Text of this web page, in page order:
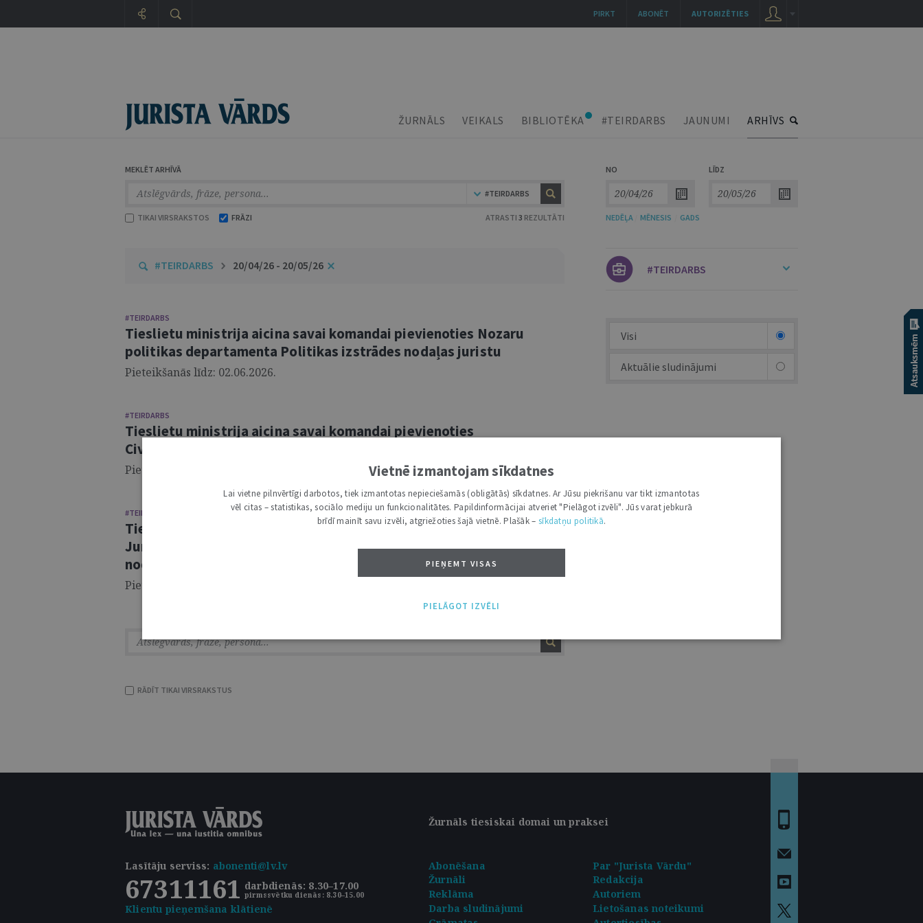
ŽURNĀLS VEIKALS BIBLIOTĒKA #TEIRDARBS JAUNUMI ARHĪVS
MEKLĒT ARHĪVĀ
#TEIRDARBS
TIKAI VIRSRAKSTOS FRĀZI ATRASTI 3 REZULTĀTI
NO LĪDZ
NEDĒĻA MĒNESIS GADS
#TEIRDARBS 20/04/26 - 20/05/26
#TEIRDARBS
Tieslietu ministrija aicina savai komandai pievienoties Nozaru
politikas departamenta Politikas izstrādes nodaļas juristu
Pieteikšanās līdz: 02.06.2026.
#TEIRDARBS
Tieslietu ministrija aicina savai komandai pievienoties
Civiltiesību departamenta vecāko juristu
Pieteikšanās līdz: 01.06.2026.
#TEIRDARBS
Tieslietu ministrija aicina savai komandai pievienoties
Juridiskā departamenta Jurista eksāmena nodrošināšanas
nodaļas juristu
Pieteikšanās līdz: 08.05.2026.
RĀDĪT TIKAI VIRSRAKSTUS
#TEIRDARBS
Visi
Aktuālie sludinājumi
Žurnāls tiesiskai domai un praksei
Lasītāju serviss: abonenti@lv.lv
67311161 darbdienās: 8.30–17.00
pirmssvētku dienās: 8.30–15.00
Klientu pieņemšana klātienē
Abonēšana
Par "Jurista Vārdu"
Žurnāli
Redakcija
Reklāma
Autoriem
Darba sludinājumi
Lietošanas noteikumi
AUTORIZĒTIES
ABONĒT
PIRKT
Vietnē izmantojam sīkdatnes
Lai vietne pilnvērtīgi darbotos, tiek izmantotas nepieciešamās (obligātās) sīkdatnes. Ar Jūsu piekrišanu var tikt izmantotas
vēl citas – statistikas, sociālo mediju un funkcionalitātes. Papildinformācijai atveriet "Pielāgot izvēli". Jūs varat jebkurā
brīdī mainīt savu izvēli, atgriežoties šajā vietnē. Plašāk – sīkdatņu politikā.
PIEŅEMT VISAS
PIELĀGOT IZVĒLI